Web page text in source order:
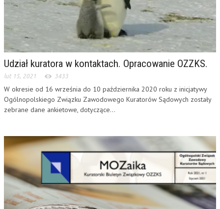
Udział kuratora w kontaktach. Opracowanie OZZKS.
lut 15, 2021 3433
W okresie od 16 września do 10 października 2020 roku z inicjatywy
Ogólnopolskiego Związku Zawodowego Kuratorów Sądowych zostały
zebrane dane ankietowe, dotyczące...